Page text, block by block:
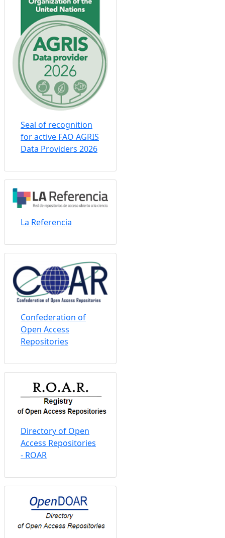
Seal of recognition
for active FAO AGRIS
Data Providers 2026
La Referencia
Confederation of
Open Access
Repositories
Directory of Open
Access Repositories
- ROAR